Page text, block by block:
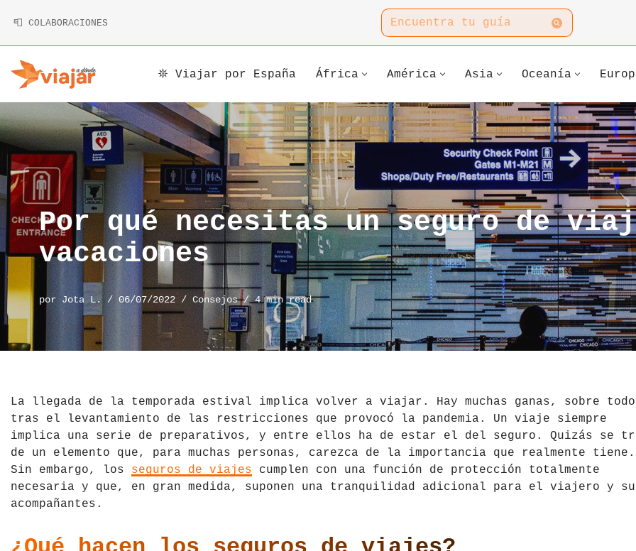
contenido
📮 COLABORACIONES
𖤓 Viajar por España África América
Argentina
Bolivia
Brasil
Canadá
Chile
Costa Rica
Cuba
El Salvador
Hawái
México
Nicaragua
Paraguay
Asia
Armenia
Camboya
China
Corea
Indonesia
Japón
Jordania
La India
Madagascar
Malasia
Maldivas
Oceanía
Alemania
Andorra
Austria
Bélgica
Bosnia y Herzegovina
Bulgaria
Chipre
Croacia
Escocia
Eslovenia
España
Finlandia
Por qué necesitas un seguro de
vacaciones
por Jota L. 06/07/2022 Consejos 4 min read
La llegada de la temporada estival implica volver a viajar. Hay muchas ganas, sobre todo
tras el levantamiento de las restricciones que provocó la pandemia. Un viaje siempre
implica una serie de preparativos, y entre ellos ha de estar el del seguro. Quizás se
de un elemento que, para muchas personas, carezca de la importancia que realmente tiene.
Sin embargo, los seguros de viajes cumplen con una función de protección totalmente
necesaria y que, en gran medida, suponen una tranquilidad adicional para el viajero y
acompañantes.